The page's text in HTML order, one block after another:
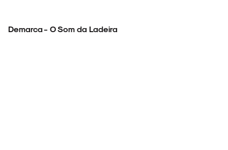
Demarca - O Som da Ladeira